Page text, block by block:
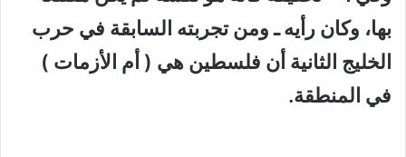
بها، وكان رأيه ـ ومن تجربته السابقة في حرب
الخليج الثانية أن فلسطين هي ( أم الأزمات )
في المنطقة.